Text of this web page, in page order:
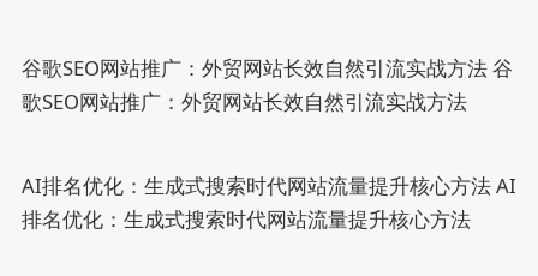
谷歌SEO网站推广：外贸网站长效自然引流实战方法谷
歌SEO网站推广：外贸网站长效自然引流实战方法
AI排名优化：生成式搜索时代网站流量提升核心方法AI
排名优化：生成式搜索时代网站流量提升核心方法